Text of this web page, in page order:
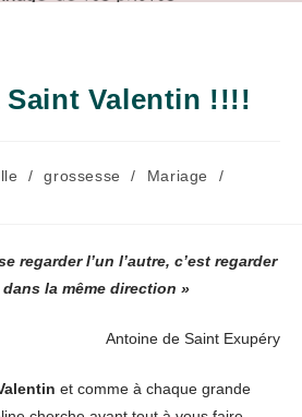
Valentin !!!!
/ grossesse / Mariage
/
regarder l’un l’autre, c’est regarder
la même direction »
Antoine de Saint Exupéry
et comme à chaque grande